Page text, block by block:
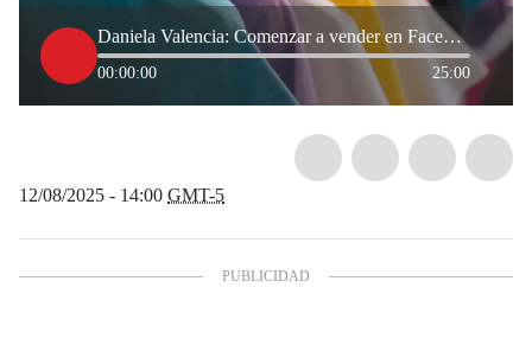
Daniela Valencia: Comenzar a vender en Facebook hasta crear una moda internacional
00:00:00 25:00
12/08/2025 - 14:00 GMT-5